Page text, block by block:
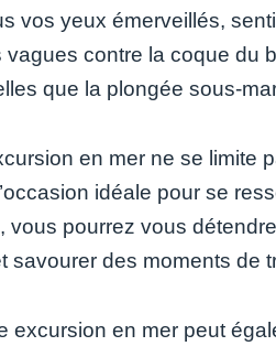
vos yeux émerveillés,
vagues contre la coque du
que la plongée sous-
en mer ne se limite
idéale pour se
vous pourrez vous
savourer des moments de
excursion en mer peut